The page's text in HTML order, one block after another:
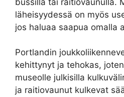
läheisyydessä on myös
jos haluaa saapua omalla
Portlandin
kehittynyt ja tehokas,
museolle julkisilla
ja raitiovaunut kulkevat